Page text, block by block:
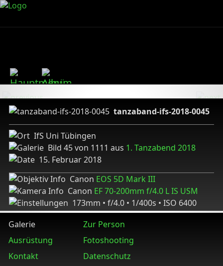
tanzaband-ifs-2018-0045
IfS Uni Tübingen
Bild 45 von 1111 aus 1. Tanzabend 2018
15. Februar 2018
Canon EOS 5D Mark III
Canon EF 70-200mm f/4.0 L IS USM
173mm • f/4.0 • 1/400s • ISO 6400
Galerie
Zur Person
Ausrüstung
Fotoshooting
Kontakt
Datenschutz